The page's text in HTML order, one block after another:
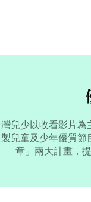
灣兒少以收看影片為
製兒童及少年優質
章」兩大計畫，